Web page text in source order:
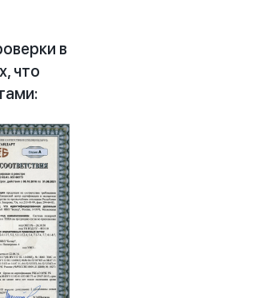
в
что